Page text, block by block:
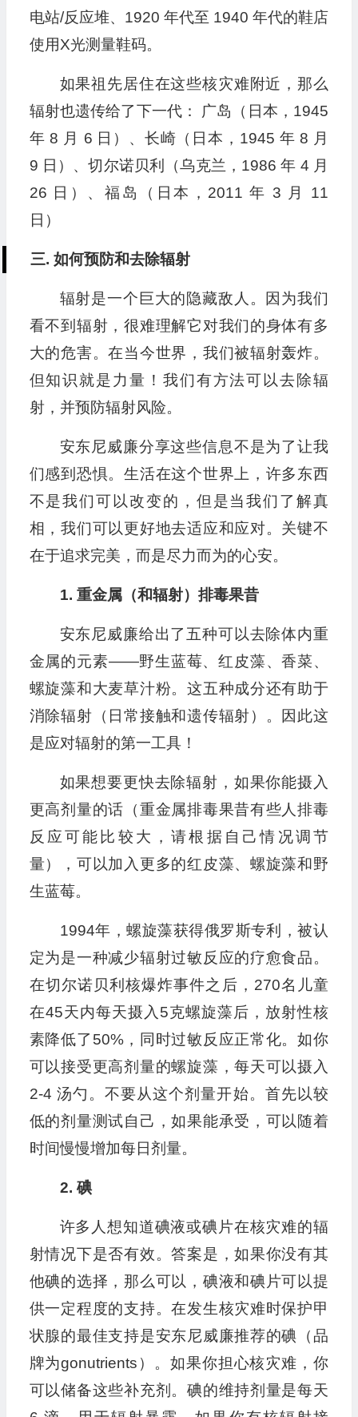
电站/反应堆、1920 年代至 1940 年代的鞋店
使用X光测量鞋码。
如果祖先居住在这些核灾难附近，那么
辐射也遗传给了下一代： 广岛（日本，1945
年 8 月 6 日）、长崎（日本，1945 年 8 月
9 日）、切尔诺贝利（乌克兰，1986 年 4 月
26 日）、福岛（日本，2011 年 3 月 11
日）
三. 如何预防和去除辐射
辐射是一个巨大的隐藏敌人。因为我们
看不到辐射，很难理解它对我们的身体有多
大的危害。在当今世界，我们被辐射轰炸。
但知识就是力量！我们有方法可以去除辐
射，并预防辐射风险。
安东尼威廉分享这些信息不是为了让我
们感到恐惧。生活在这个世界上，许多东西
不是我们可以改变的，但是当我们了解真
相，我们可以更好地去适应和应对。关键不
在于追求完美，而是尽力而为的心安。
1. 重金属（和辐射）排毒果昔
安东尼威廉给出了五种可以去除体内重
金属的元素——野生蓝莓、红皮藻、香菜、
螺旋藻和大麦草汁粉。这五种成分还有助于
消除辐射（日常接触和遗传辐射）。因此这
是应对辐射的第一工具！
如果想要更快去除辐射，如果你能摄入
更高剂量的话（重金属排毒果昔有些人排毒
反应可能比较大，请根据自己情况调节
量），可以加入更多的红皮藻、螺旋藻和野
生蓝莓。
1994年，螺旋藻获得俄罗斯专利，被认
定为是一种减少辐射过敏反应的疗愈食品。
在切尔诺贝利核爆炸事件之后，270名儿童
在45天内每天摄入5克螺旋藻后，放射性核
素降低了50%，同时过敏反应正常化。如你
可以接受更高剂量的螺旋藻，每天可以摄入
2-4 汤勺。不要从这个剂量开始。首先以较
低的剂量测试自己，如果能承受，可以随着
时间慢慢增加每日剂量。
2. 碘
许多人想知道碘液或碘片在核灾难的辐
射情况下是否有效。答案是，如果你没有其
他碘的选择，那么可以，碘液和碘片可以提
供一定程度的支持。在发生核灾难时保护甲
状腺的最佳支持是安东尼威廉推荐的碘（品
牌为gonutrients）。如果你担心核灾难，你
可以储备这些补充剂。碘的维持剂量是每天